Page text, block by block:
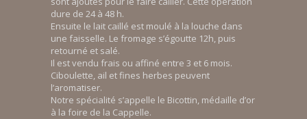
dure de 24 à 48 h.
Ensuite le lait caillé est moulé à la louche dans
une faisselle. Le fromage s’égoutte 12h, puis
retourné et salé.
Il est vendu frais ou affiné entre 3 et 6 mois.
Ciboulette, ail et fines herbes peuvent
l’aromatiser.
Notre spécialité s’appelle le Bicottin, médaille d’or
à la foire de la Cappelle.